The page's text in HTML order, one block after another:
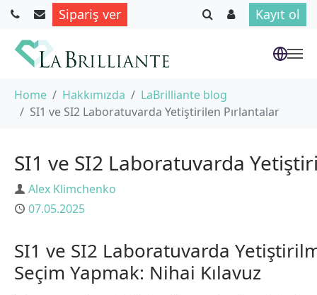
Sipariş ver Kayıt ol
Home Hakkımızda
LaBrilliante blog
SI1 ve SI2 Laboratuvarda Yetiştirilen Pırlantalar
SI1 ve SI2 Laboratuvarda
Author
Alex Klimchenko
Published
07.05.2025
SI1 ve SI2 Laboratuvarda
Seçim Yapmak: Nihai Kılavuz